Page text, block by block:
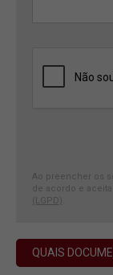
Ao preencher os
de acordo e
(LGPD)
QUAIS